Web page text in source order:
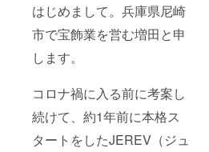
はじめまして。兵庫県尼崎
市で宝飾業を営む増田と申
します。
コロナ禍に入る前に考案し
続けて、約1年前に本格ス
タートをしたJEREV（ジュ